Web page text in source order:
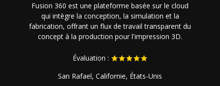
Fusion 360 est une plateforme basée sur le cloud
qui intègre la conception, la simulation et la
fabrication, offrant un flux de travail transparent du
concept à la production pour l'impression 3D.
Évaluation :
San Rafael, Californie, États-Unis